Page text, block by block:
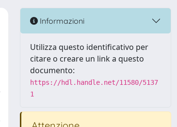
Informazioni
Utilizza questo identificativo per
citare o creare un link a questo
documento:
https://hdl.handle.net/11580/5137
1